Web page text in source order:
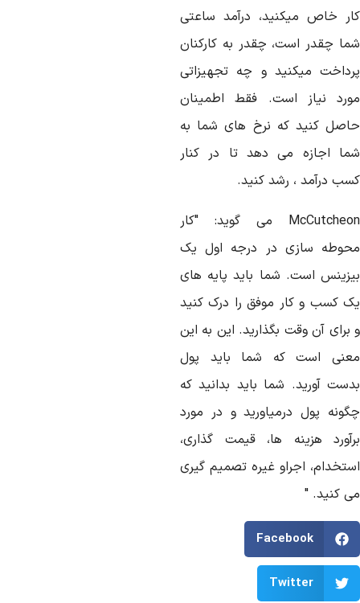
خاص میکنید، درآمد ساعتی
چقدر است، چقدر به کارکنان
میکنید و چه تجهیزاتی
نیاز است. فقط اطمینان
کنید که نرخ های شما به
اجازه می دهد تا در کنار
درآمد ، رشد کنید.
می گوید: "کار
سازی در درجه اول یک
است. شما باید پایه های
کسب و کار موفق را درک کنید
برای آن وقت بگذارید. این به این
است که شما باید پول
آورید. شما باید بدانید که
پول درمیاورید و در مورد
هزینه ها، قیمت گذاری،
اجراو غیره تصمیم گیری
کنید. "
Facebook
Twitter